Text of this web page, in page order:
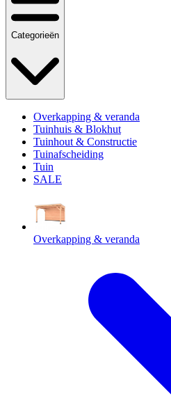
Categorieën
Overkapping & veranda
Tuinhuis & Blokhut
Tuinhout & Constructie
Tuinafscheiding
Tuin
SALE
Overkapping & veranda